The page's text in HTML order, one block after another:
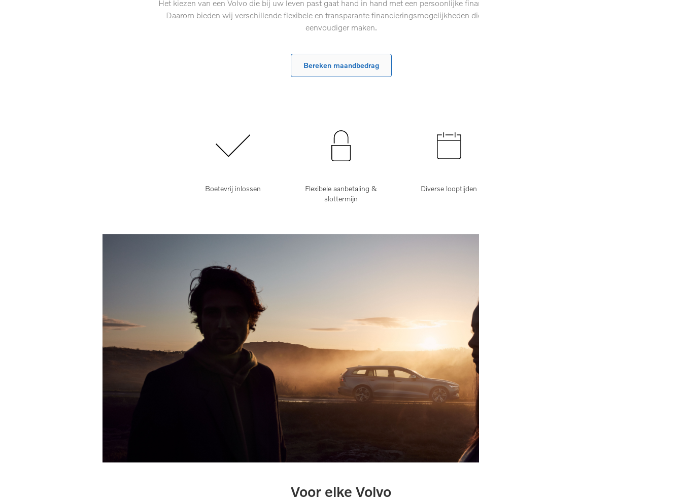
Het kiezen van een Volvo die bij uw leven past gaat hand in hand met een persoonlijke financiële keuze.
Daarom bieden wij verschillende flexibele en transparante financieringsmogelijkheden die uw leven
eenvoudiger maken.
Bereken maandbedrag
Boetevrij inlossen
Flexibele aanbetaling &
slottermijn
Diverse looptijden
Voor elke Volvo